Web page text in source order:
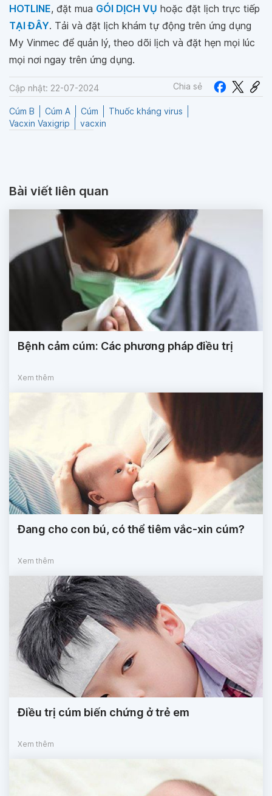
HOTLINE, đặt mua GÓI DỊCH VỤ hoặc đặt lịch trực tiếp
TẠI ĐÂY. Tải và đặt lịch khám tự động trên ứng dụng
My Vinmec để quản lý, theo dõi lịch và đặt hẹn mọi lúc
mọi nơi ngay trên ứng dụng.
Cập nhật: 22-07-2024 Chia sẻ
Cúm B Cúm A Cúm
Thuốc kháng virus
Vacxin Vaxigrip
vacxin
Bài viết liên quan
Bệnh cảm cúm: Các phương pháp điều trị
Xem thêm
Đang cho con bú, có thể tiêm vắc-xin cúm?
Xem thêm
Điều trị cúm biến chứng ở trẻ em
Xem thêm